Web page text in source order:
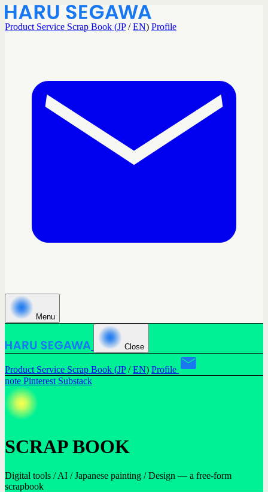
Product Service Scrap Book (JP/EN) Profile
Menu
Close
Product Service Scrap Book (JP/EN) Profile
note Pinterest Substack
SCRAP BOOK
Digital tools / AI / Japanese painting / Design — a free-form
scrapbook